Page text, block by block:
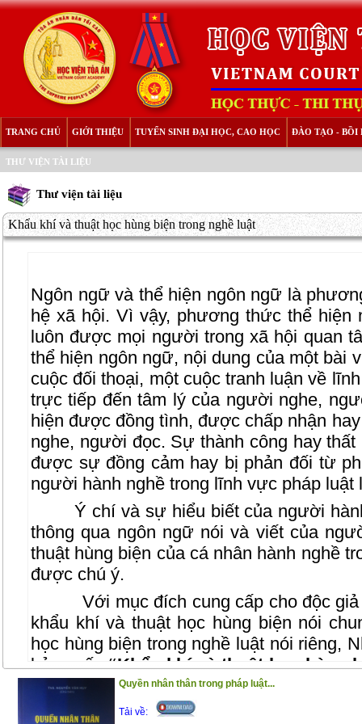
TRANG CHỦ GIỚI THIỆU TUYỂN SINH ĐẠI HỌC, CAO HỌC ĐÀO TẠO - BỒI
THƯ VIỆN TÀI LIỆU
Thư viện tài liệu
Khẩu khí và thuật học hùng biện trong nghề luật
Ngôn ngữ và thể hiện ngôn ngữ là
hệ xã hội. Vì vậy, phương thức thể hiện
luôn được mọi người trong xã hội quan
thể hiện ngôn ngữ, nội dung của một bài
cuộc đối thoại, một cuộc tranh luận về
trực tiếp đến tâm lý của người nghe,
hiện được đồng tình, được chấp nhận
nghe, người đọc. Sự thành công hay
được sự đồng cảm hay bị phản đối từ
người hành nghề trong lĩnh vực pháp luật
Ý chí và sự hiểu biết của người
thông qua ngôn ngữ nói và viết của
thuật hùng biện của cá nhân hành nghề
được chú ý.
Với mục đích cung cấp cho độc
khẩu khí và thuật học hùng biện nói
học hùng biện trong nghề luật nói riêng,
bản cuốn“Khẩu khí và thuật học hùng
PGS.TS. Phùng Trung Tập- Giảng viên
Luật Hà Nội, người có nhiều năm kinh
Quyền nhân thân trong pháp luật...
Tải về: